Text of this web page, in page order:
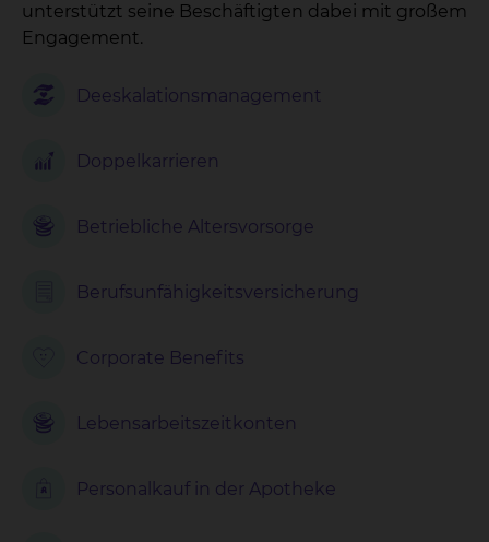
unterstützt seine Beschäftigten dabei mit großem
Engagement.
Deeskalationsmanagement
Doppelkarrieren
Betriebliche Altersvorsorge
Berufsunfähigkeitsversicherung
Corporate Benefits
Lebensarbeitszeitkonten
Personalkauf in der Apotheke